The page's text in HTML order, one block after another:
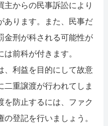
主からの民事訴訟により
あります。また、民事だ
金刑が科される可能性が
前科が付きます。
、利益を目的にして故意
二重譲渡が行われてしま
を防止するには、ファク
登記を行いましょう。